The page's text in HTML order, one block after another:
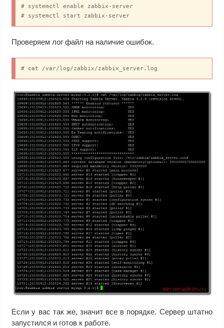
# systemctl enable zabbix-server
# systemctl start zabbix-server
Проверяем лог файл на наличие ошибок.
# cat /var/log/zabbix/zabbix_server.log
Если у вас так же, значит все в порядке. Сервер штатно
запустился и готов к работе.